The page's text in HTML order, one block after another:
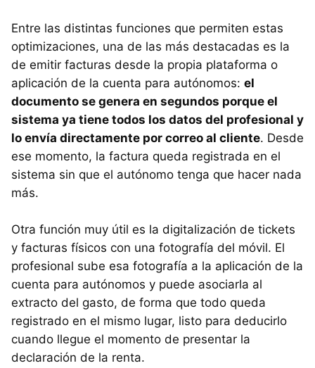
Entre las distintas funciones que permiten estas
optimizaciones, una de las más destacadas es la
de emitir facturas desde la propia plataforma o
aplicación de la cuenta para autónomos: el
documento se genera en segundos porque el
sistema ya tiene todos los datos del profesional y
lo envía directamente por correo al cliente. Desde
ese momento, la factura queda registrada en el
sistema sin que el autónomo tenga que hacer nada
más.
Otra función muy útil es la digitalización de tickets
y facturas físicos con una fotografía del móvil. El
profesional sube esa fotografía a la aplicación de la
cuenta para autónomos y puede asociarla al
extracto del gasto, de forma que todo queda
registrado en el mismo lugar, listo para deducirlo
cuando llegue el momento de presentar la
declaración de la renta.